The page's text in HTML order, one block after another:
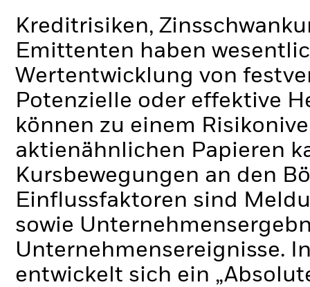
Kreditrisiken,
Emittenten haben
Wertentwicklung von
Potenzielle oder effektive
können zu einem
aktienähnlichen Papieren
Kursbewegungen an den
Einflussfaktoren sind
sowie
Unternehmensereignisse.
entwickelt sich ein